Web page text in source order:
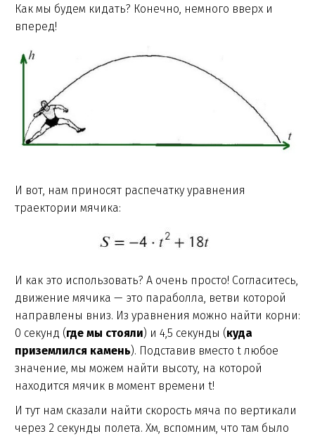
Как мы будем кидать? Конечно, немного вверх и
вперед!
И вот, нам приносят распечатку уравнения
траектории мячика:
И как это использовать? А очень просто! Согласитесь,
движение мячика — это параболла, ветви которой
направлены вниз. Из уравнения можно найти корни:
0 секунд (где мы стояли) и 4,5 секунды (куда
приземлился камень). Подставив вместо t любое
значение, мы можем найти высоту, на которой
находится мячик в момент времени t!
И тут нам сказали найти скорость мяча по вертикали
через 2 секунды полета. Хм, вспомним, что там было